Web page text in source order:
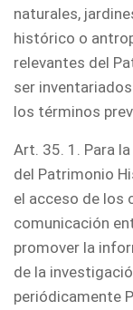
naturales,
histórico o
relevantes del
ser
los términos
Art. 35. 1. Para
del Patrimonio
el acceso de los
comunicación
promover la
de la
periódicamente